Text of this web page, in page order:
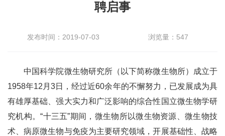
聘启事
发布时间：2019-07-03 浏览量：547
中国科学院微生物研究所（以下简称微生物所）成立于
1958年12 月3日，经过近60余年的不懈努力，已发展成为具
有雄厚基础、强大实力和广泛影响的综合性国立微生物学研
究机构。“十三五”期间，微生物所以微生物资源、微生物技
术、病原微生物与免疫为主要研究领域，开展基础性、战略